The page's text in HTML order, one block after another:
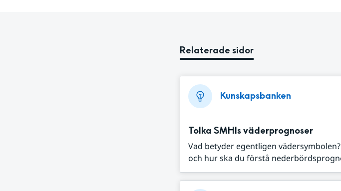
Relaterade sidor
Kunskapsbanken
Tolka SMHIs väderprognoser
Vad betyder egentligen
och hur ska du förstå